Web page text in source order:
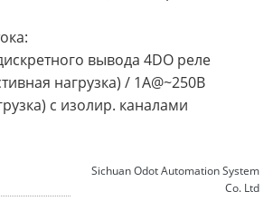
вывода 4DO реле
нагрузка) / 1A@~250В
с изолир. каналами
Sichuan Odot Automation System
Co. Ltd